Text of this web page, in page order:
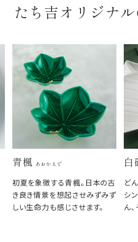
たち吉オリジナ
青楓 あおかえで
初夏を象徴する青楓。日本の古
き良き情景を想起させみずみず
しい生命力も感じさせます。
白
ど
シ
ん